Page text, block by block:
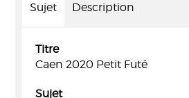
Sujet Description
Titre
Caen 2020 Petit Futé
Sujet